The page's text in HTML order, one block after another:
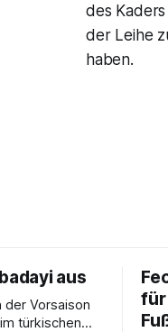
des
der Leihe
haben.
aus
der Vorsaison
türkischen
für